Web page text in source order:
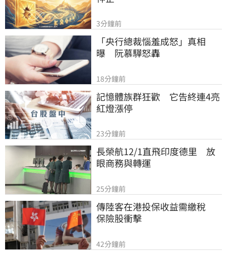
3分鐘前
「央行總裁惱羞成怒」真相
曝　阮慕驊怒轟
18分鐘前
記憶體族群狂歡　它告終連4亮
紅燈漲停
23分鐘前
長榮航12/1直飛印度德里　放
眼商務與轉運
25分鐘前
傳陸客在港投保收益需繳稅
保險股衝擊
42分鐘前